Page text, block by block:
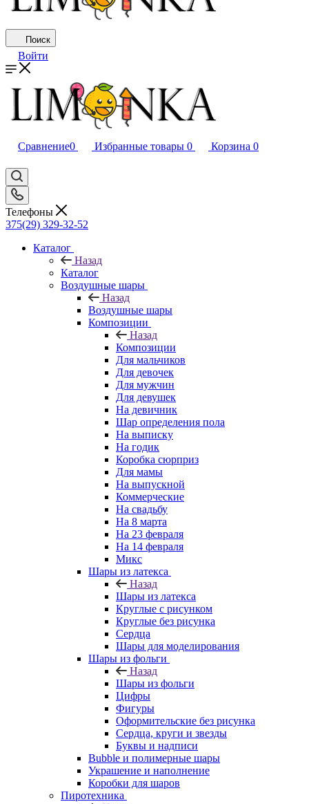
Поиск
Войти
Сравнение0 Избранные товары 0 Корзина 0
Телефоны
375(29) 329-32-52
Каталог
Назад
Каталог
Воздушные шары
Назад
Воздушные шары
Композиции
Назад
Композиции
Для мальчиков
Для девочек
Для мужчин
Для девушек
На девичник
Шар определения пола
На выписку
На годик
Коробка сюрприз
Для мамы
На выпускной
Коммерческие
На свадьбу
На 8 марта
На 23 февраля
На 14 февраля
Микс
Шары из латекса
Назад
Шары из латекса
Круглые с рисунком
Круглые без рисунка
Сердца
Шары для моделирования
Шары из фольги
Назад
Шары из фольги
Цифры
Фигуры
Оформительские без рисунка
Сердца, круги и звезды
Буквы и надписи
Bubble и полимерные шары
Украшение и наполнение
Коробки для шаров
Пиротехника